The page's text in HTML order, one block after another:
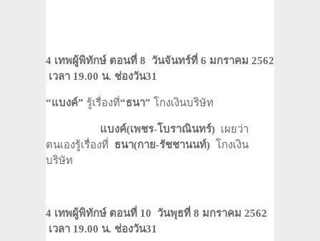
4 เทพผู้พิทักษ์ ตอนที่ 8 วันจันทร์ที่ 6 มกราคม 2562
เวลา 19.00 น. ช่องวัน31
“แบงค์” รู้เรื่องที่“ธนา” โกงเงินบริษัท
แบงค์(เพชร-โบราณินทร์) เผยว่า
ตนเองรู้เรื่องที่ ธนา(กาย-รัชชานนท์)
โกงเงิน
บริษัท
4 เทพผู้พิทักษ์ ตอนที่ 10 วันพุธที่ 8 มกราคม 2562
เวลา 19.00 น. ช่องวัน31